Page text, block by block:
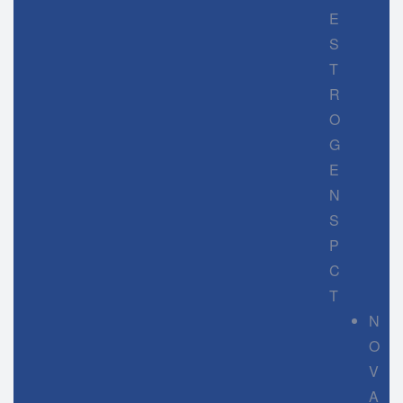
E
S
T
R
O
G
E
N
S
P
C
T
N
O
V
A